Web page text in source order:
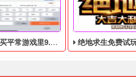
里9.9美元的DLC礼包 绝地求生免费试玩，